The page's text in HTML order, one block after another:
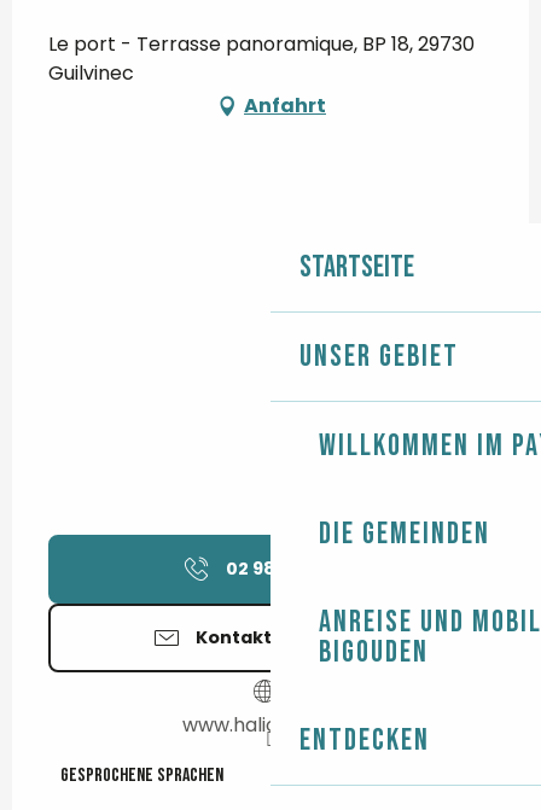
Startseite
Unser Gebiet
Willkommen im
Die Gemeinden
Anreise und
Bigouden
Entdecken
Le port - Terrasse panoramique, BP 18, 29730
Guilvinec
Anfahrt
02 98 58 28
Kontaktieren Sie uns
www.haliotika.com
Gesprochene Sprachen
Gesprochene Sprachen